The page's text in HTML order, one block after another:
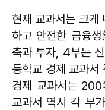
현재 교과서는 크게
하고 안전한 금융
축과 투자, 4부는
등학교 경제 교과서
경제 교과서는 200
교과서 역시 각 부